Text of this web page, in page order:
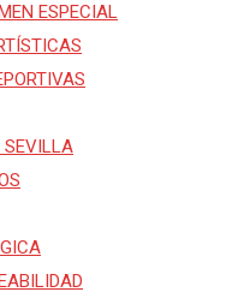
ESPECIAL
SEVILLA